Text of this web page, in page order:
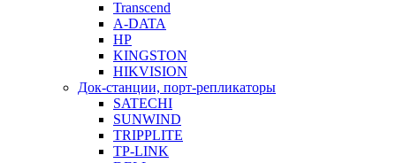
Transcend
A-DATA
HP
KINGSTON
HIKVISION
Док-станции, порт-репликаторы
SATECHI
SUNWIND
TRIPPLITE
TP-LINK